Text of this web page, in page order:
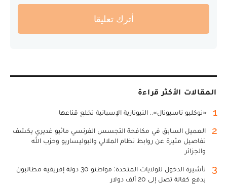
أترك تعليقا
المقالات الأكثر قراءة
1 «نوكليو ناسيونال».. النيونازية الإسبانية تخلع قناعها
2
العميل السابق في مكافحة التجسس الفرنسي ماثيو غديري يكشف
تفاصيل مثيرة عن روابط نظام الملالي والبوليساريو وحزب الله
والجزائر
3
تأشيرة الدخول للولايات المتحدة: مواطنو 30 دولة إفريقية مطالبون
بدفع كفالة تصل إلى 20 ألف دولار